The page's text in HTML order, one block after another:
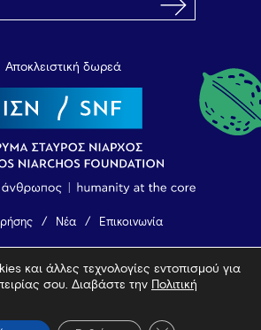
Αποκλειστική δωρεά
Νέα Επικοινωνία
2026 Vamvakou Revival
και άλλες τεχνολογίες εντοπισμού για
σου. Διαβάστε την
Πολιτική